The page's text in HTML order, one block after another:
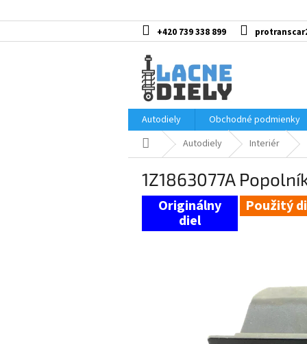
na
+420 739 338 899
Autodiely
Obchodné podmienky
DomovAutodiely Interiér
1Z1863077A
Použitý